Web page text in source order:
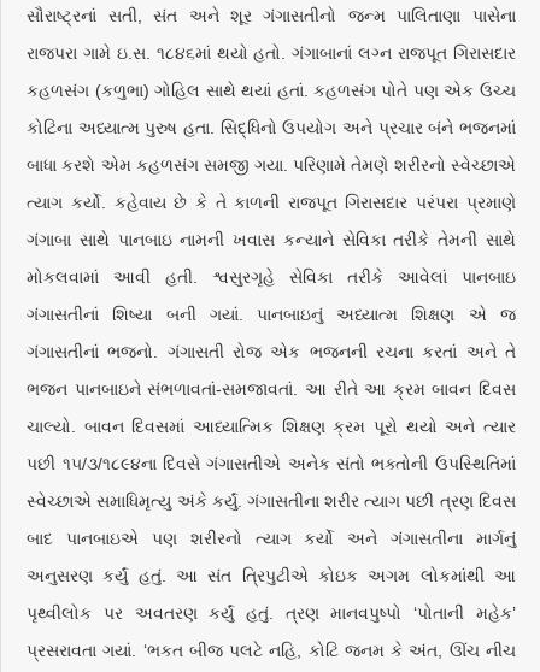
સૌરાષ્ટ્રનાં સતી, સંત અને શૂર ગંગાસતીનો જન્મ પાલિતાણા પાસેના
રાજપરા ગામે ઇ.સ. ૧૮૪૬માં થયો હતો. ગંગાબાનાં લગ્ન રાજપૂત ગિરાસદાર
કહળસંગ (કળુભા) ગોહિલ સાથે થયાં હતાં. કહળસંગ પોતે પણ એક ઉચ્ચ
કોટિના અધ્યાત્મ પુરુષ હતા. સિદ્ધિનો ઉપયોગ અને પ્રચાર બંને ભજનમાં
બાધા કરશે એમ કહળસંગ સમજી ગયા. પરિણામે તેમણે શરીરનો સ્વેચ્છાએ
ત્યાગ કર્યો. કહેવાય છે કે તે કાળની રાજપૂત ગિરાસદાર પરંપરા પ્રમાણે
ગંગાબા સાથે પાનબાઇ નામની ખવાસ કન્યાને સેવિકા તરીકે તેમની સાથે
મોકલવામાં આવી હતી. શ્વસુરગૃહે સેવિકા તરીકે આવેલાં પાનબાઇ
ગંગાસતીનાં શિષ્યા બની ગયાં. પાનબાઇનું અધ્યાત્મ શિક્ષણ એ જ
ગંગાસતીનાં ભજનો. ગંગાસતી રોજ એક ભજનની રચના કરતાં અને તે
ભજન પાનબાઇને સંભળાવતાં-સમજાવતાં. આ રીતે આ ક્રમ બાવન દિવસ
ચાલ્યો. બાવન દિવસમાં આધ્યાત્મિક શિક્ષણ ક્રમ પૂરો થયો અને ત્યાર
પછી ૧૫/૩/૧૮૯૪ના દિવસે ગંગાસતીએ અનેક સંતો ભક્તોની ઉપસ્થિતિમાં
સ્વેચ્છાએ સમાધિમૃત્યુ અંકે કર્યું. ગંગાસતીના શરીર ત્યાગ પછી ત્રણ દિવસ
બાદ પાનબાઇએ પણ શરીરનો ત્યાગ કર્યો અને ગંગાસતીના માર્ગનું
અનુસરણ કર્યું હતું. આ સંત ત્રિપુટીએ કોઇક અગમ લોકમાંથી આ
પૃથ્વીલોક પર અવતરણ કર્યું હતું. ત્રણ માનવપુષ્પો ‘પોતાની મહેક’
પ્રસરાવતા ગયાં. ‘ભકત બીજ પલટે નહિ, કોટિ જનમ કે અંત, ઊંચ નીચ